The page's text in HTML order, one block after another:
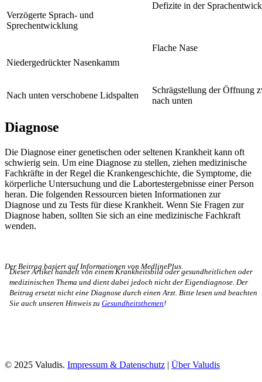
Verzögerte Sprach- und
Sprechentwicklung
Defizite in der
Niedergedrückter Nasenkamm
Flache Nase
Nach unten verschobene Lidspalten
Schrägstellung der Öffnung
nach unten
Diagnose
Die Diagnose einer genetischen oder seltenen Krankheit kann oft
schwierig sein. Um eine Diagnose zu stellen, ziehen medizinische
Fachkräfte in der Regel die Krankengeschichte, die Symptome, die
körperliche Untersuchung und die Labortestergebnisse einer Person
heran. Die folgenden Ressourcen bieten Informationen zur
Diagnose und zu Tests für diese Krankheit. Wenn Sie Fragen zur
Diagnose haben, sollten Sie sich an eine medizinische Fachkraft
wenden.
Der Beitrag basiert auf Informationen von MedlinePlus.
Dieser Artikel handelt von einem Krankheitsbild oder gesundheitlichen oder
medizinischen Thema und dient dabei jedoch nicht der Eigendiagnose. Der
Beitrag ersetzt nicht eine Diagnose durch einen Arzt. Bitte lesen und beachten
Sie auch unseren Hinweis zu Gesundheitsthemen!
© 2025 Valudis. Impressum & Datenschutz | Über Valudis